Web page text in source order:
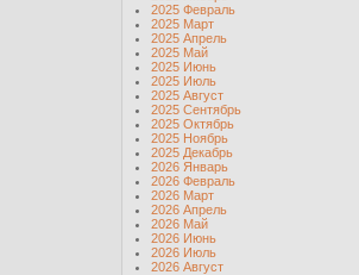
2025 Февраль
2025 Март
2025 Апрель
2025 Май
2025 Июнь
2025 Июль
2025 Август
2025 Сентябрь
2025 Октябрь
2025 Ноябрь
2025 Декабрь
2026 Январь
2026 Февраль
2026 Март
2026 Апрель
2026 Май
2026 Июнь
2026 Июль
2026 Август